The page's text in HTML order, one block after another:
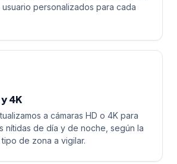
personalizados para cada
4K
a cámaras HD o 4K para
nítidas de día y de noche, según la
de zona a vigilar.